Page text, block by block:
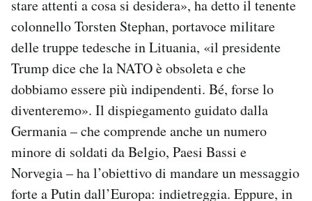
stare attenti a cosa si desidera», ha detto il tenente
colonnello Torsten Stephan, portavoce militare
delle truppe tedesche in Lituania, «il presidente
Trump dice che la NATO è obsoleta e che
dobbiamo essere più indipendenti. Bé, forse lo
diventeremo». Il dispiegamento guidato dalla
Germania – che comprende anche un numero
minore di soldati da Belgio, Paesi Bassi e
Norvegia – ha l’obiettivo di mandare un messaggio
forte a Putin dall’Europa: indietreggia. Eppure, in